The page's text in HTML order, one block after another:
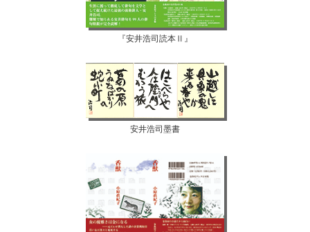
『安井浩司読本Ⅱ』
安井浩司墨書